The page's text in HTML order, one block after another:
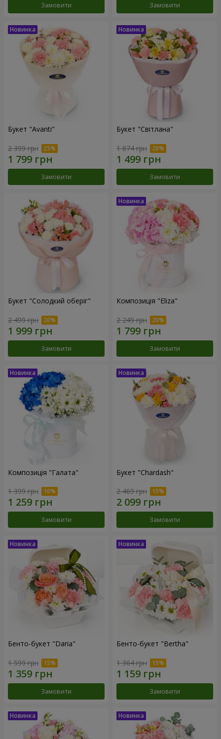
Замовити Замовити
Букет "Avanti"
2 399 грн
Замовити
Букет "Світлана"
1 874 грн
Замовити
Букет "Солодкий оберіг"
2 499 грн
Замовити
Композиція "Eliza"
2 249 грн
Замовити
Композиція "Галата"
1 399 грн
Замовити
Букет "Chardash"
2 469 грн
Замовити
Бенто-букет "Daria"
1 599 грн
Замовити
Бенто-букет "Bertha"
1 364 грн
Замовити